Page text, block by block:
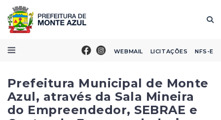
WEBMAIL LICITAÇÕES NFS-E
Prefeitura Municipal de Monte
Azul, através da Sala Mineira
do Empreendedor, SEBRAE e